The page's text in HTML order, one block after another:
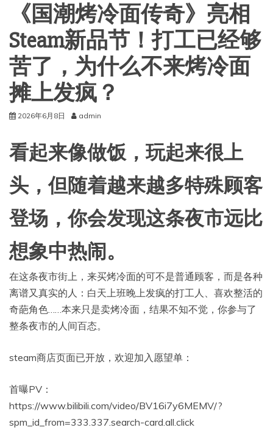
《国潮烤冷面传奇》亮相
Steam新品节！打工已经够
苦了，为什么不来烤冷面
摊上发疯？
2026年6月8日 admin
看起来像做饭，玩起来很上
头，但随着越来越多特殊顾客
登场，你会发现这条夜市远比
想象中热闹。
在这条夜市街上，来买烤冷面的可不是普通顾客，而是各种
离谱又真实的人：白天上班晚上发疯的打工人、喜欢整活的
奇葩角色……本来只是卖烤冷面，结果不知不觉，你参与了
整条夜市的人间百态。
steam商店页面已开放，欢迎加入愿望单：
首曝PV：
https://www.bilibili.com/video/BV16i7y6MEMV/?
spm_id_from=333.337.search-card.all.click